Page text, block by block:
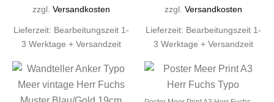
zzgl. Versandkosten
Lieferzeit: Bearbeitungszeit 1-
3 Werktage + Versandzeit
zzgl. Versandkosten
Lieferzeit: Bearbeitungszeit 1-
3 Werktage + Versandzeit